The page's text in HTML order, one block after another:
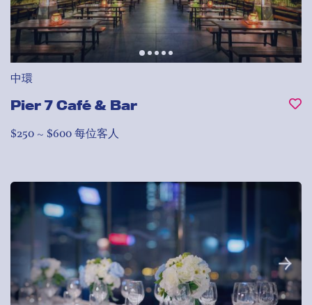
中環
Pier 7 Café & Bar
$250 ~ $600 每位客人